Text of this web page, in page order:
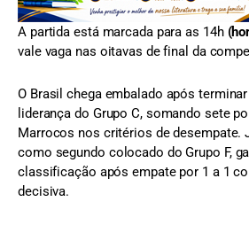
A partida está marcada para as 14h
vale vaga nas oitavas de final da
O Brasil chega embalado após
liderança do Grupo C, somando sete
Marrocos nos critérios de desempate.
como segundo colocado do Grupo F,
classificação após empate por 1 a 1
decisiva.